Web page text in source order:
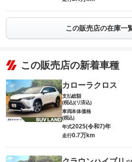
この販売店の在庫一
この販売店の新着車種
カローラクロス
支払総額
(税込)(リ済込)
車両本体価格
(税込)
年式2025(令和7)年
走行0.7万km